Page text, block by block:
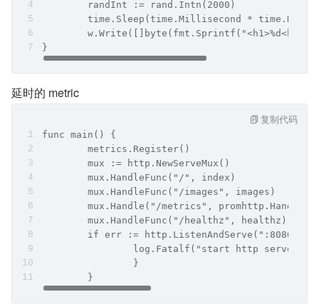
time.Sleep(time.Millisecond *
}
延时的 metric
func main() {
if err := http.ListenAndServe(":8080",
	}
复制代码